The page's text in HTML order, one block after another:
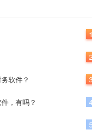
软件？
，有吗？